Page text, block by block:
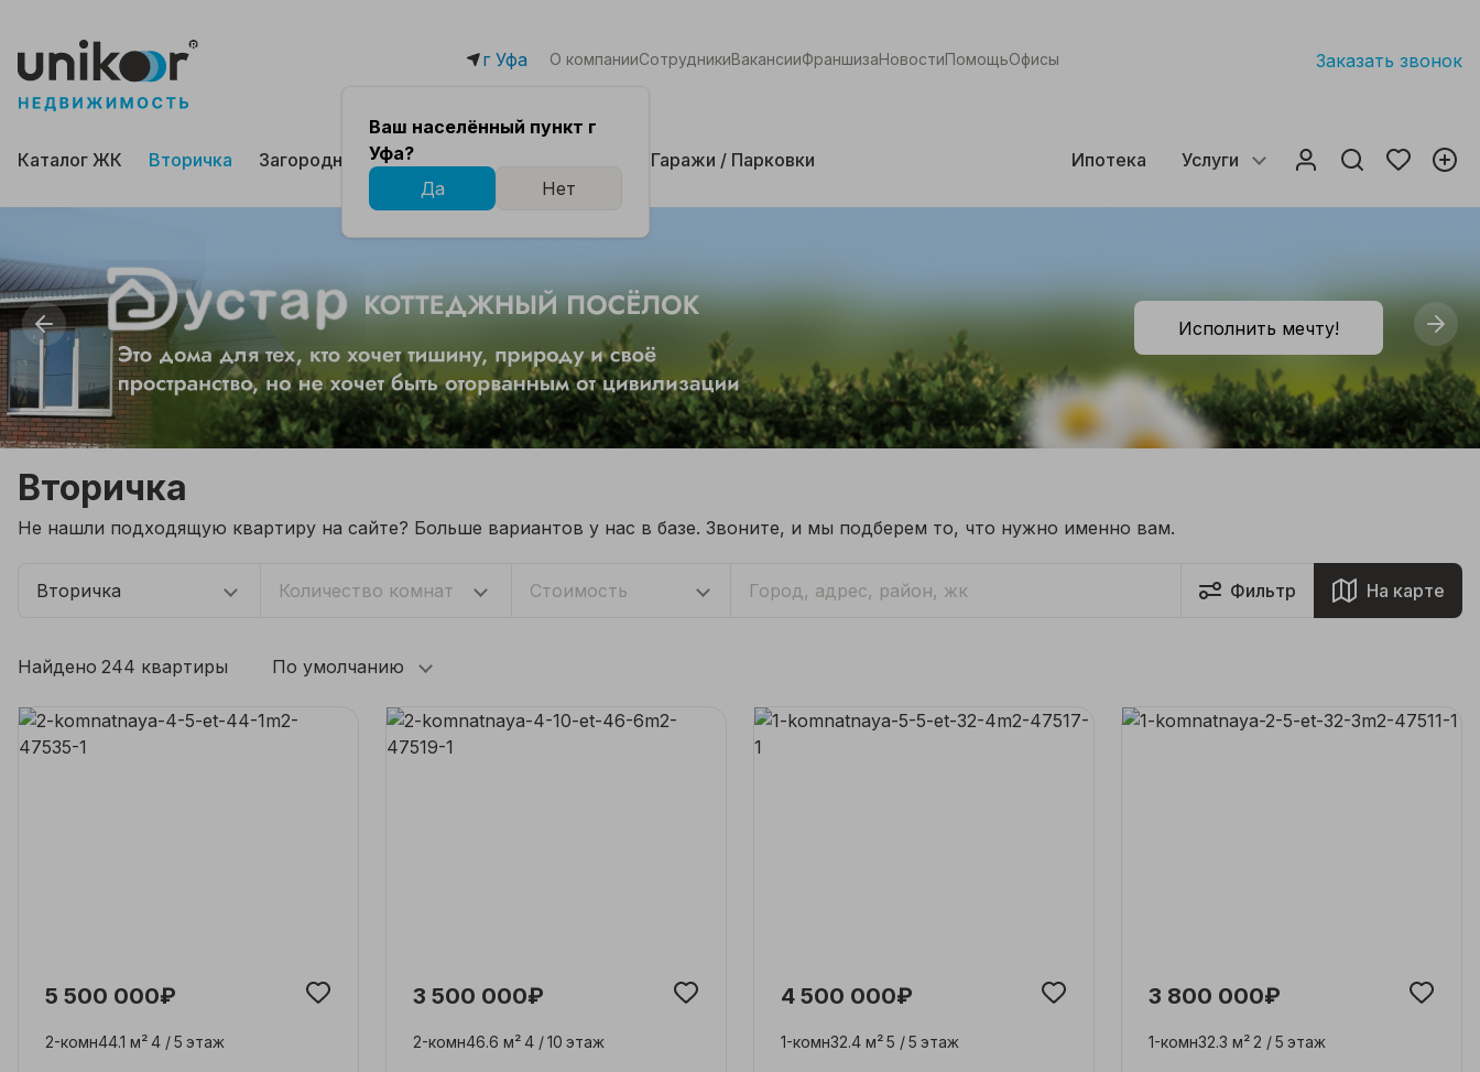
г Уфа
Ваш населённый пункт г
Уфа?
Да
Нет
О компанииСотрудникиВакансииФраншизаНовостиПомощьОфисы Заказать звонок
Каталог ЖК Вторичка Загородная Коммерческая Гаражи / Парковки Ипотека Услуги
Исполнить мечту!
Вторичка
Не нашли подходящую квартиру на сайте? Больше вариантов у нас в базе. Звоните, и мы подберем то, что нужно именно вам.
Вторичка Количество комнат Стоимость Фильтр На карте
Найдено 244 квартиры По умолчанию
5 500 000₽
2-комн44.1 м²4 /5 этаж
3 500 000₽
2-комн46.6 м²4 /10 этаж
4 500 000₽
1-комн32.4 м²5 /5 этаж
3 800 000₽
1-комн32.3 м² 2 /5 этаж